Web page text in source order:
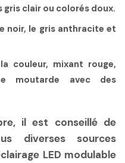
clair ou colorés doux.
noir, le gris anthracite et
couleur, mixant rouge,
moutarde avec des
il est conseillé de
diverses sources
LED modulable